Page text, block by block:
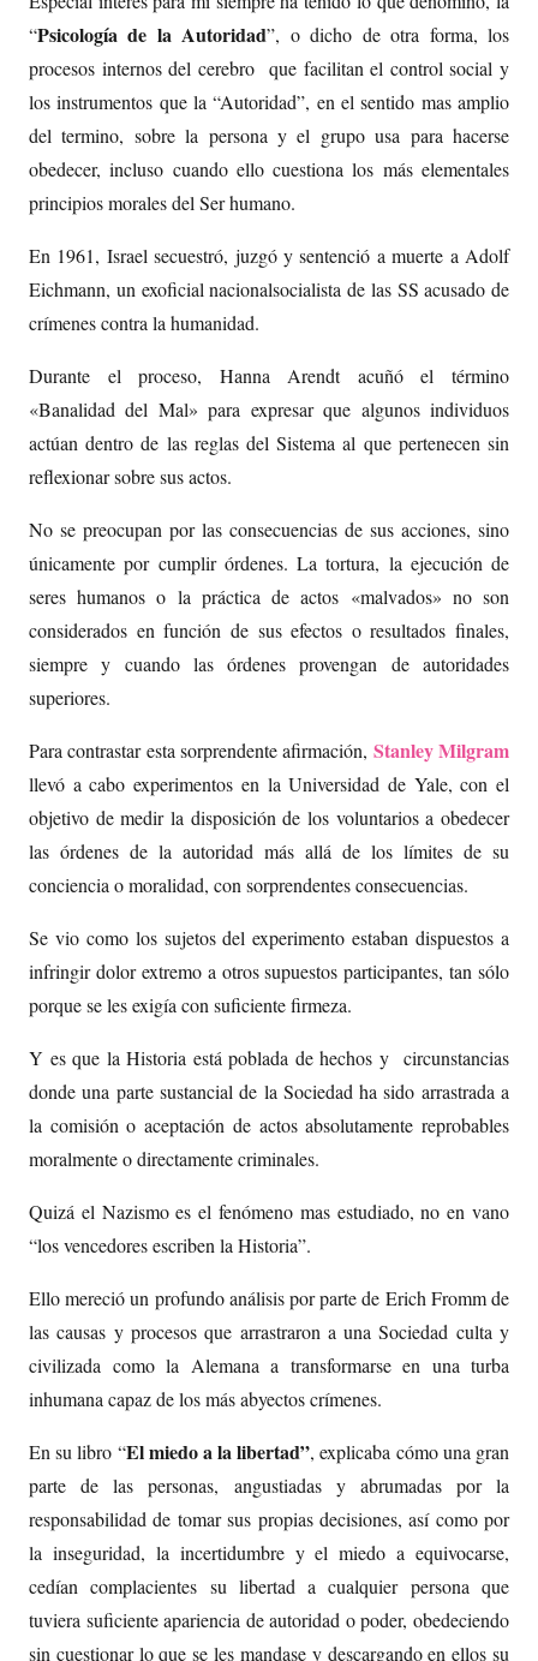
“Psicología de la Autoridad”, o dicho de otra forma, los
procesos internos del cerebro que facilitan el control social y
los instrumentos que la “Autoridad”, en el sentido mas amplio
del termino, sobre la persona y el grupo usa para hacerse
obedecer, incluso cuando ello cuestiona los más elementales
principios morales del Ser humano.
En 1961, Israel secuestró, juzgó y sentenció a muerte a Adolf
Eichmann, un exoficial nacionalsocialista de las SS acusado de
crímenes contra la humanidad.
Durante el proceso, Hanna Arendt acuñó el término
«Banalidad del Mal» para expresar que algunos individuos
actúan dentro de las reglas del Sistema al que pertenecen sin
reflexionar sobre sus actos.
No se preocupan por las consecuencias de sus acciones, sino
únicamente por cumplir órdenes. La tortura, la ejecución de
seres humanos o la práctica de actos «malvados» no son
considerados en función de sus efectos o resultados finales,
siempre y cuando las órdenes provengan de autoridades
superiores.
Para contrastar esta sorprendente afirmación, Stanley Milgram
llevó a cabo experimentos en la Universidad de Yale, con el
objetivo de medir la disposición de los voluntarios a obedecer
las órdenes de la autoridad más allá de los límites de su
conciencia o moralidad, con sorprendentes consecuencias.
Se vio como los sujetos del experimento estaban dispuestos a
infringir dolor extremo a otros supuestos participantes, tan sólo
porque se les exigía con suficiente firmeza.
Y es que la Historia está poblada de hechos y circunstancias
donde una parte sustancial de la Sociedad ha sido arrastrada a
la comisión o aceptación de actos absolutamente reprobables
moralmente o directamente criminales.
Quizá el Nazismo es el fenómeno mas estudiado, no en vano
“los vencedores escriben la Historia”.
Ello mereció un profundo análisis por parte de Erich Fromm de
las causas y procesos que arrastraron a una Sociedad culta y
civilizada como la Alemana a transformarse en una turba
inhumana capaz de los más abyectos crímenes.
En su libro “El miedo a la libertad”, explicaba cómo una gran
parte de las personas, angustiadas y abrumadas por la
responsabilidad de tomar sus propias decisiones, así como por
la inseguridad, la incertidumbre y el miedo a equivocarse,
cedían complacientes su libertad a cualquier persona que
tuviera suficiente apariencia de autoridad o poder, obedeciendo
sin cuestionar lo que se les mandase y descargando en ellos su